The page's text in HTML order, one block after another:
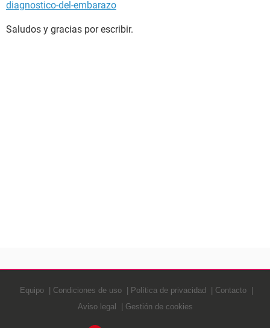
diagnostico-del-embarazo
Saludos y gracias por escribir.
Equipo Condiciones de uso Política de privacidad
Contacto
Aviso legal
Gestión de cookies